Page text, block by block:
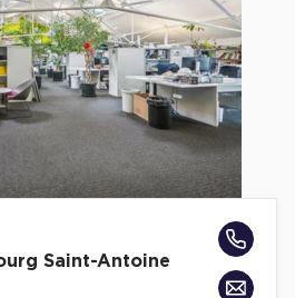
Saint-Antoine